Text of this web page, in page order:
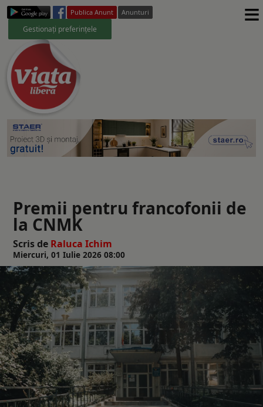
Publica Anunt Anunturi
Gestionați preferințele ≡
Premii pentru francofonii de
la CNMK
Scris de Raluca Ichim
Miercuri, 01 Iulie 2026 08:00